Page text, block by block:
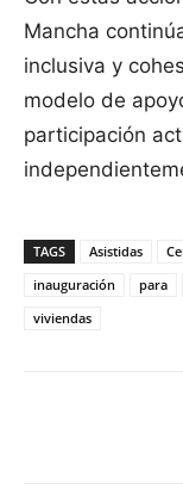
Mancha
inclusiva y
modelo de
participación
TAGS Asistidas
inauguración
para
viviendas